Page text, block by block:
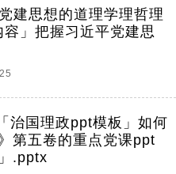
建思想的道理学理哲理
」把握习近平党建思
治国理政ppt模板」如何
第五卷的重点党课ppt
.pptx